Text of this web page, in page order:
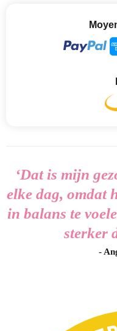
‘Dat is mijn
elke dag, omdat
in balans te
sterker
-